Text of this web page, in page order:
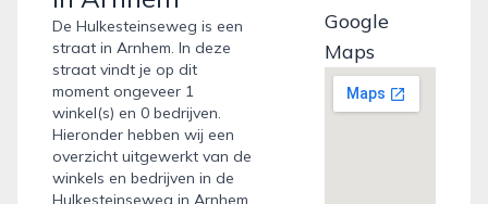
De Hulkesteinseweg is een
straat in Arnhem. In deze
straat vindt je op dit
moment ongeveer 1
winkel(s) en 0 bedrijven.
Hieronder hebben wij een
overzicht uitgewerkt van de
winkels en bedrijven in de
Hulkesteinseweg in Arnhem.
Google
Maps